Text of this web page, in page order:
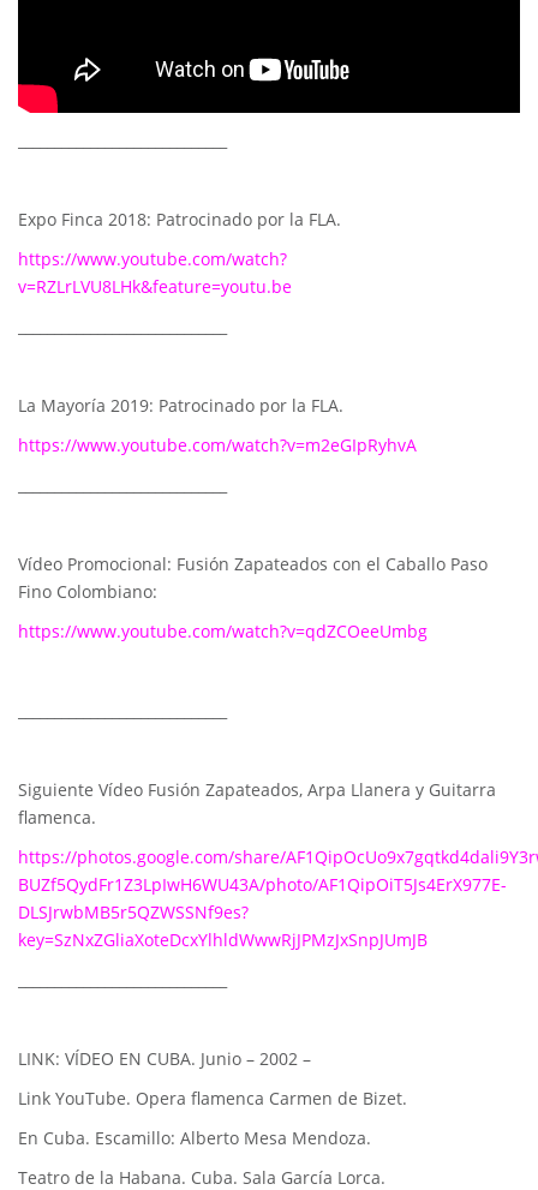
Expo Finca 2018: Patrocinado por la FLA.
https://www.youtube.com/watch?
v=RZLrLVU8LHk&feature=youtu.be
La Mayoría 2019: Patrocinado por la FLA.
https://www.youtube.com/watch?v=m2eGIpRyhvA
Vídeo Promocional: Fusión Zapateados con el Caballo Paso
Fino Colombiano:
https://www.youtube.com/watch?v=qdZCOeeUmbg
Siguiente Vídeo Fusión Zapateados, Arpa Llanera y Guitarra
flamenca.
https://photos.google.com/share/
BUZf5QydFr1Z3LpIwH6WU43A/photo/AF1QipOiT5Js4ErX977E-
DLSJrwbMB5r5QZWSSNf9es?
key=SzNxZGliaXoteDcxYlhldWwwRjJPMzJxSnpJUmJB
LINK: VÍDEO EN CUBA. Junio – 2002 –
Link YouTube. Opera flamenca Carmen de Bizet.
En Cuba. Escamillo: Alberto Mesa Mendoza.
Teatro de la Habana. Cuba. Sala García Lorca.